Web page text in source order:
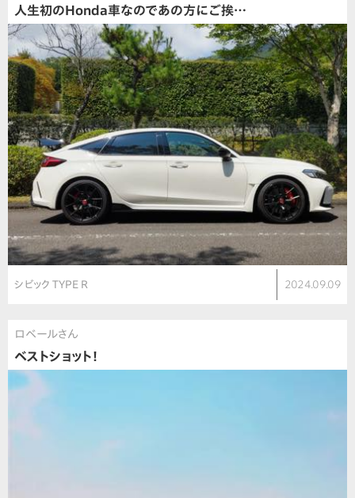
人生初のHonda車なのであの方にご挨…
シビック TYPE R 2024.09.09
ロベールさん
ベストショット！